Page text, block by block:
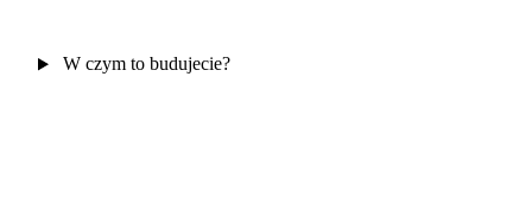
W czym to budujecie?